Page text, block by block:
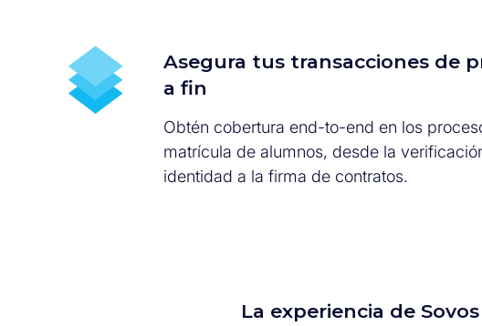
Asegura tus transacciones de
a fin
Obtén cobertura end-to-end en los
matrícula de alumnos, desde la
identidad a la firma de contratos.
La experiencia de